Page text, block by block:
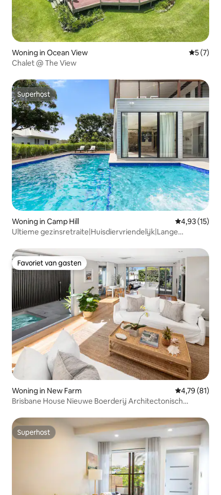
Woning in Ocean View
5 (7)
Chalet @ The View
Superhost
Superhost
Woning in Camp Hill Gemiddelde
4,93 (15)
Ultieme gezinsretraite|Huisdiervriendelijk|Lange
Favoriet van gasten
Favoriet van gasten
Woning in New Farm Gemiddelde
4,79 (81)
Brisbane House Nieuwe Boerderij Architectonisch
Superhost
Superhost